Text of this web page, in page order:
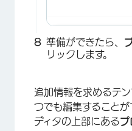
準備ができたら、
リックします。
追加情報を求めるテ
つでも編集すること
ディタの上部にあるプ